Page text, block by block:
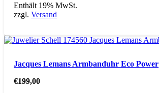
Enthält 19% MwSt.
zzgl.Versand
Jacques Lemans Armbanduhr Eco Power
€199,00